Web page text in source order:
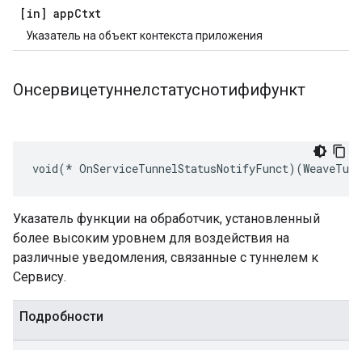
[in] appCtxt
Указатель на объект контекста приложения
Онсервицетуннелстатуснотифифункт
void(*
Указатель функции на обработчик, установленный
более высоким уровнем для воздействия на
различные уведомления, связанные с туннелем к
Сервису.
Подробности